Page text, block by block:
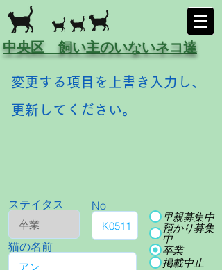
中央区 飼い主のいないネコ達
変更する項目を上書き入力し、
更新してください。
ステイタス No
猫の名前
里親募集中
預かり募集
中
卒業
掲載中止